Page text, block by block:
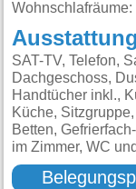
Wohnschlafräume:
Ausstattung
SAT-TV, Telefon,
Dachgeschoss,
Handtücher inkl.,
Küche,
Betten,
im Zimmer, WC